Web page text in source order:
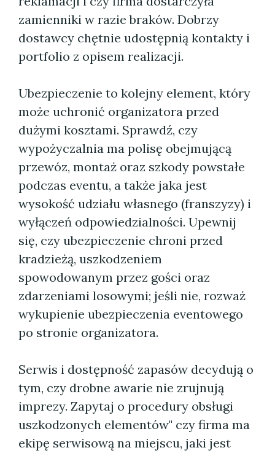
zamienniki w razie braków. Dobrzy
dostawcy chętnie udostępnią kontakty i
portfolio z opisem realizacji.
Ubezpieczenie to kolejny element, który
może uchronić organizatora przed
dużymi kosztami. Sprawdź, czy
wypożyczalnia ma polisę obejmującą
przewóz, montaż oraz szkody powstałe
podczas eventu, a także jaka jest
wysokość udziału własnego (franszyzy) i
wyłączeń odpowiedzialności. Upewnij
się, czy ubezpieczenie chroni przed
kradzieżą, uszkodzeniem
spowodowanym przez gości oraz
zdarzeniami losowymi; jeśli nie, rozważ
wykupienie ubezpieczenia eventowego
po stronie organizatora.
Serwis i dostępność zapasów decydują o
tym, czy drobne awarie nie zrujnują
imprezy. Zapytaj o procedury obsługi
uszkodzonych elementów" czy firma ma
ekipę serwisową na miejscu, jaki jest